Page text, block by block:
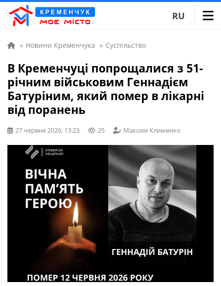
RU
» Новини Кременчука » Суспільство
В Кременчуці попрощалися з 51-
річним військовим Геннадієм
Батуріним, який помер в лікарні
від поранень
27 червня 2026, 13:23 25 Максим Клименко